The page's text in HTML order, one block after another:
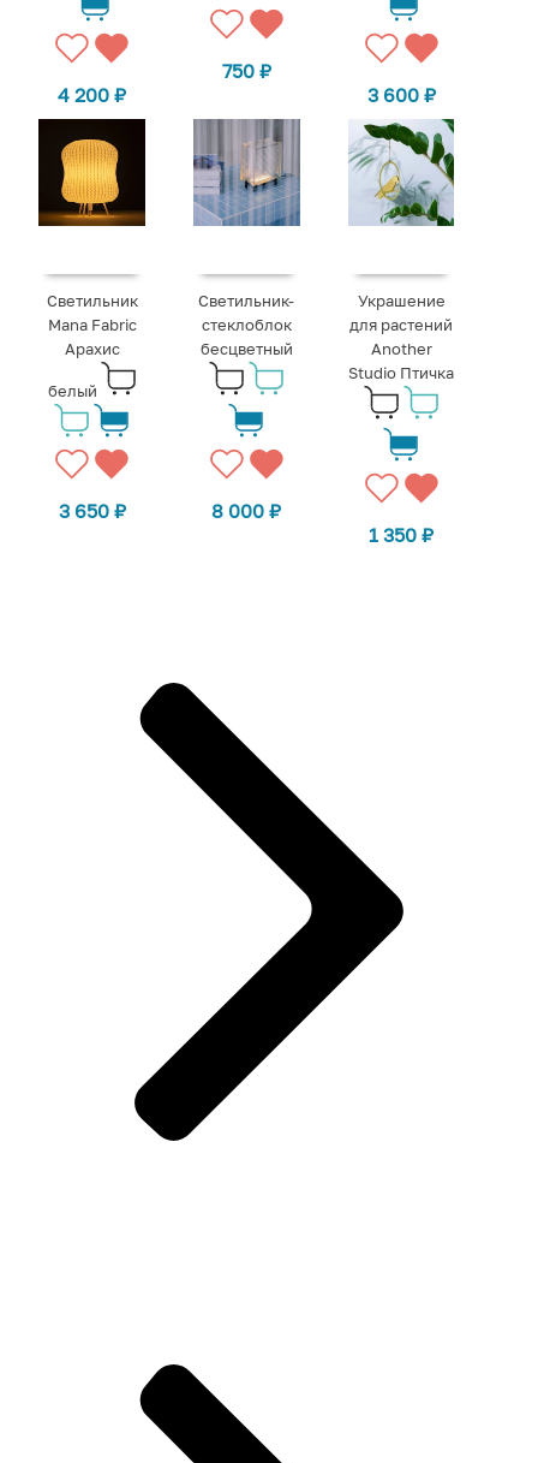
4 200₽
750 ₽
3 600 ₽
Светильник
Mana Fabric
Арахис
белый
3 650 ₽
Светильник-
стеклоблок
бесцветный
8 000₽
Украшение
для растений
Another
Studio Птичка
1 350₽